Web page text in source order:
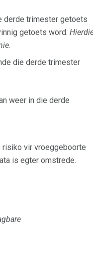
derde trimester getoets
getoets word.
die derde trimester
weer in die derde
vir vroeggeboorte
is egter omstrede.